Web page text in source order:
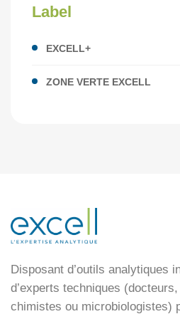
Label
EXCELL+
ZONE VERTE EXCELL
Disposant d’outils analytiques
d’experts techniques
chimistes ou microbiologistes)